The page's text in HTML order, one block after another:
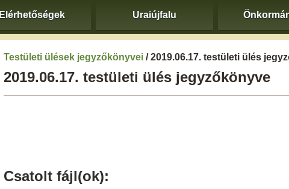
Elérhetőségek Uraiújfalu
Testületi ülések jegyzőkönyvei / 2019.06.17. testületi ülés
2019.06.17. testületi ülés jegyzőkönyve
Csatolt fájl(ok):